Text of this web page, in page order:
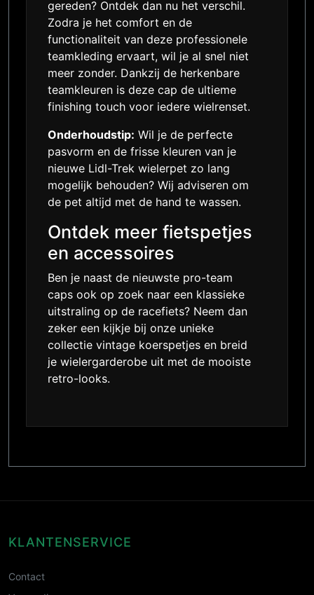
gereden? Ontdek dan nu het verschil.
Zodra je het comfort en de
functionaliteit van deze professionele
teamkleding ervaart, wil je al snel niet
meer zonder. Dankzij de herkenbare
teamkleuren is deze cap de ultieme
finishing touch voor iedere wielrenset.
Onderhoudstip: Wil je de perfecte
pasvorm en de frisse kleuren van je
nieuwe Lidl-Trek wielerpet zo lang
mogelijk behouden? Wij adviseren om
de pet altijd met de hand te wassen.
Ontdek meer fietspetjes
en accessoires
Ben je naast de nieuwste pro-team
caps ook op zoek naar een klassieke
uitstraling op de racefiets? Neem dan
zeker een kijkje bij onze unieke
collectie vintage koerspetjes en breid
je wielergarderobe uit met de mooiste
retro-looks.
KLANTENSERVICE
Contact